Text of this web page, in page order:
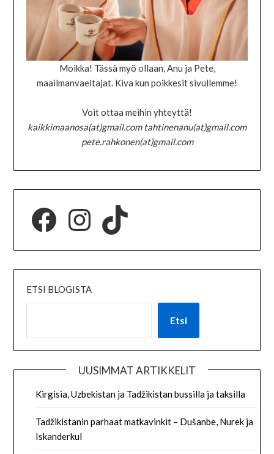
Moikka! Tässä myö ollaan, Anu ja Pete,
maailmanvaeltajat. Kiva kun poikkesit sivullemme!
Voit ottaa meihin yhteyttä!
kaikkimaanosa(at)gmail.com tahtinenanu(at)gmail.com
pete.rahkonen(at)gmail.com
ETSI BLOGISTA
Etsi
UUSIMMAT ARTIKKELIT
Kirgisia, Uzbekistan ja Tadžikistan bussilla ja taksilla
Tadžikistanin parhaat matkavinkit – Dušanbe, Nurek ja
Iskanderkul